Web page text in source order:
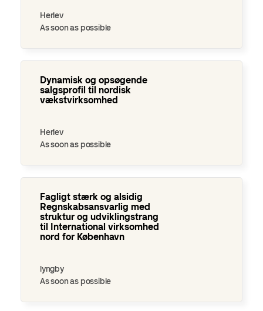
Herlev
As soon as possible
Dynamisk og opsøgende
salgsprofil til nordisk
vækstvirksomhed
Herlev
As soon as possible
vækstvirksomhed
Fagligt stærk og alsidig
Regnskabsansvarlig med
struktur og udviklingstrang
til International virksomhed
nord for København
lyngby
As soon as possible
udviklingstrang til…